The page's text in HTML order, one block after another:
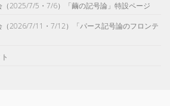
（2025/7/5・7/6）「繭の記号論」特設ページ
（2026/7/11・7/12）「パース記号論のフロンテ